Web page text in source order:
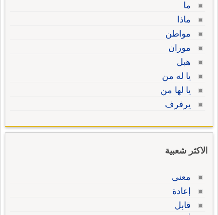
ما
ماذا
مواطن
موران
هبل
يا له من
يا لها من
يرفرف
الاكثر شعبية
معنى
إعادة
قابل